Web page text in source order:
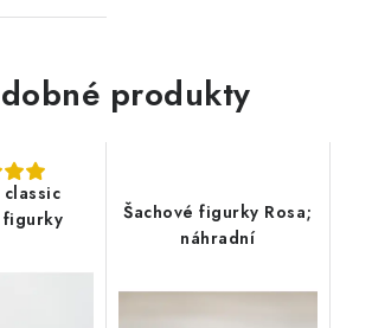
produkty
figurky
Šachové figurky Rosa;
náhradní